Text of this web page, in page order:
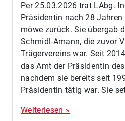
Per 25.03.2026 trat LAbg.
Präsidentin nach 28
möwe zurück. Sie übergab
Schmidl-Amann, die zuvor
Trägervereins war. Seit
das Amt der Präsidentin
nachdem sie bereits seit
Präsidentin tätig war. Sie
Weiterlesen »